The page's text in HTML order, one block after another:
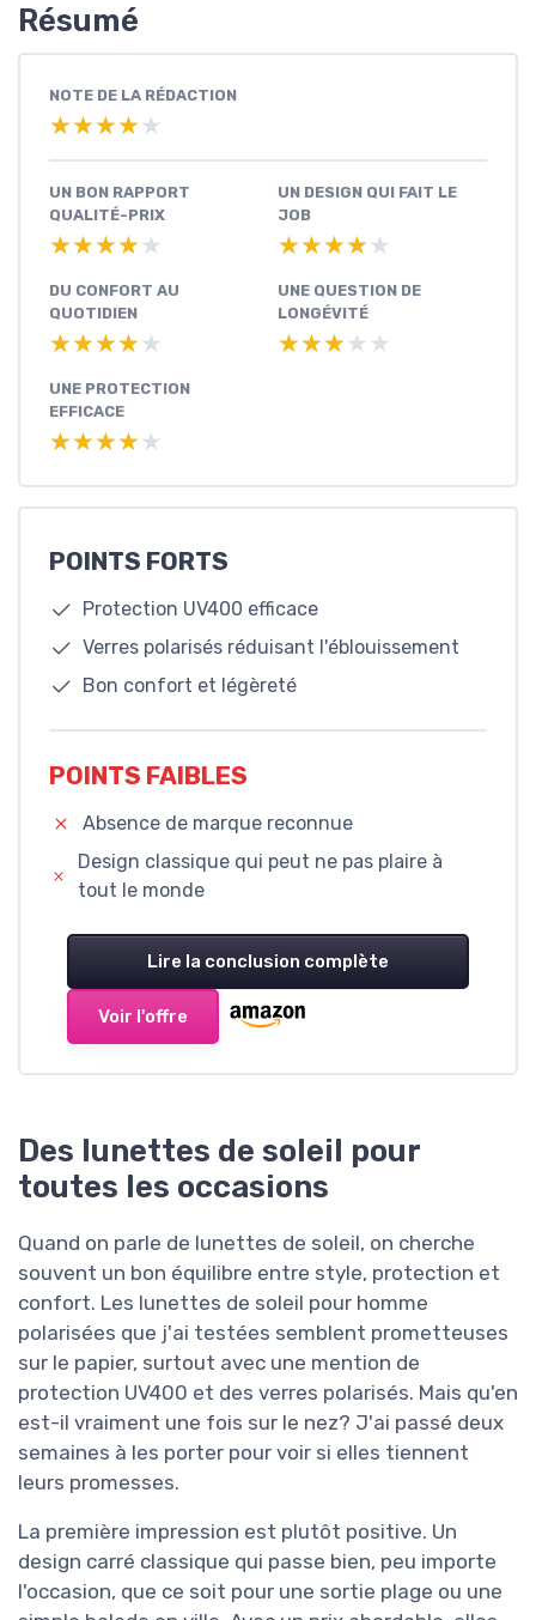
Résumé
NOTE DE LA RÉDACTION
★★★★★
★★★★★
UN BON RAPPORT
QUALITÉ-PRIX
★★★★★
★★★★★
UN DESIGN QUI FAIT LE
JOB
★★★★★
★★★★★
DU CONFORT AU
QUOTIDIEN
★★★★★
★★★★★
UNE QUESTION DE
LONGÉVITÉ
★★★★★
★★★★★
UNE PROTECTION
EFFICACE
★★★★★
★★★★★
POINTS FORTS
Protection UV400 efficace
Verres polarisés réduisant l'éblouissement
Bon confort et légèreté
POINTS FAIBLES
Absence de marque reconnue
Design classique qui peut ne pas plaire à
tout le monde
Lire la conclusion complète
Voir l'offre
Des lunettes de soleil pour
toutes les occasions
Quand on parle de lunettes de soleil, on cherche
souvent un bon équilibre entre style, protection et
confort. Les lunettes de soleil pour homme
polarisées que j'ai testées semblent prometteuses
sur le papier, surtout avec une mention de
protection UV400 et des verres polarisés. Mais qu'en
est-il vraiment une fois sur le nez? J'ai passé deux
semaines à les porter pour voir si elles tiennent
leurs promesses.
La première impression est plutôt positive. Un
design carré classique qui passe bien, peu importe
l'occasion, que ce soit pour une sortie plage ou une